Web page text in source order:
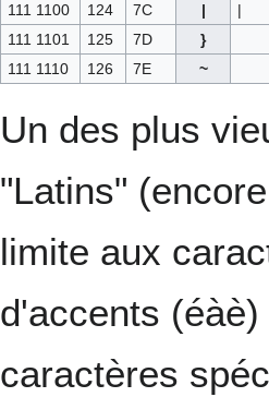
111 1100
124 7C |
|
111 1101
125 7D
}
111 1110
126 7E ~
Un des plus
"Latins"
limite aux
d'accents
caractères